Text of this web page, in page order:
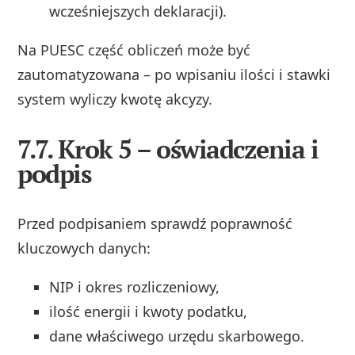
wcześniejszych deklaracji).
Na PUESC część obliczeń może być
zautomatyzowana – po wpisaniu ilości i stawki
system wyliczy kwotę akcyzy.
7.7. Krok 5 – oświadczenia i
podpis
Przed podpisaniem sprawdź poprawność
kluczowych danych:
NIP i okres rozliczeniowy,
ilość energii i kwoty podatku,
dane właściwego urzędu skarbowego.